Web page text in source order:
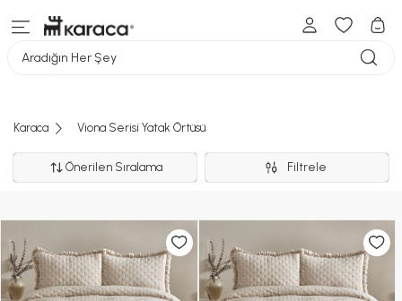
Aradığın Her Şey
Karaca Viona Serisi Yatak Örtüsü
Önerilen Sıralama Filtrele